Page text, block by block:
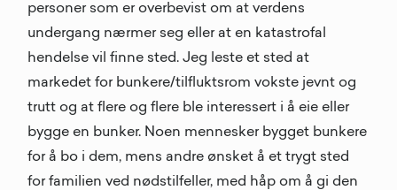
personer som er overbevist om at verdens
undergang nærmer seg eller at en katastrofal
hendelse vil finne sted. Jeg leste et sted at
markedet for bunkere/tilfluktsrom vokste jevnt og
trutt og at flere og flere ble interessert i å eie eller
bygge en bunker. Noen mennesker bygget bunkere
for å bo i dem, mens andre ønsket å et trygt sted
for familien ved nødstilfeller, med håp om å gi den